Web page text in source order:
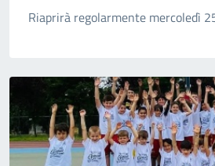
Riaprirà regolarmente mercoledì